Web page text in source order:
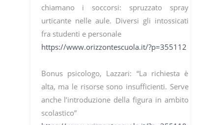
chiamano i soccorsi: spruzzato spray
urticante nelle aule. Diversi gli intossicati
fra studenti e personale
https://www.orizzontescuola.it/?p=355112
Bonus psicologo, Lazzari: “La richiesta è
alta, ma le risorse sono insufficienti. Serve
anche l’introduzione della figura in ambito
scolastico”